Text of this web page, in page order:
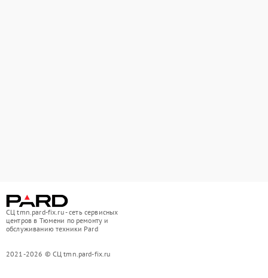
СЦ tmn.pard-fix.ru - сеть сервисных
центров в Тюмени по ремонту и
обслуживанию техники Pard
2021-2026 © СЦ tmn.pard-fix.ru